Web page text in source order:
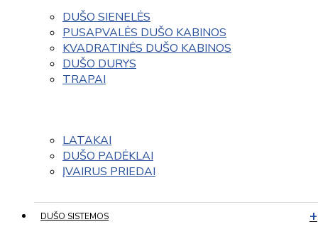
DUŠO SIENELĖS
PUSAPVALĖS DUŠO KABINOS
KVADRATINĖS DUŠO KABINOS
DUŠO DURYS
TRAPAI
LATAKAI
DUŠO PADĖKLAI
ĮVAIRUS PRIEDAI
DUŠO SISTEMOS